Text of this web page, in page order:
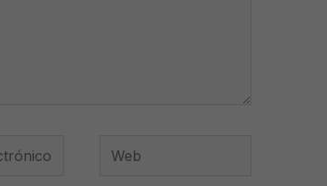
Web